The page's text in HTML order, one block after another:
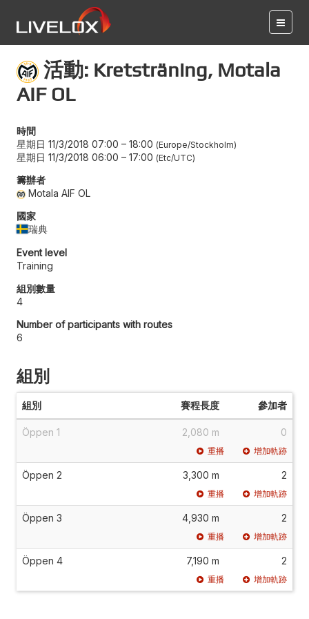
活動: Kretsträning, Motala
AIF OL
時間
星期日 11/3/2018 07:00 – 18:00 Europe/Stockholm
星期日 11/3/2018 06:00 – 17:00 Etc/UTC
籌辦者
Motala AIF OL
國家
瑞典
Event level
Training
組別數量
4
Number of participants with routes
6
組別
組別 賽程長度 參加者
Öppen 1 2,080 m 0
重播 增加軌跡
Öppen 2 3,300 m 2
重播 增加軌跡
Öppen 3 4,930 m 2
重播 增加軌跡
Öppen 4 7,190 m 2
重播 增加軌跡